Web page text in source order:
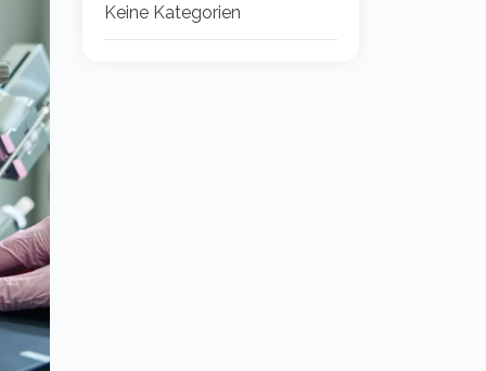
Keine Kategorien